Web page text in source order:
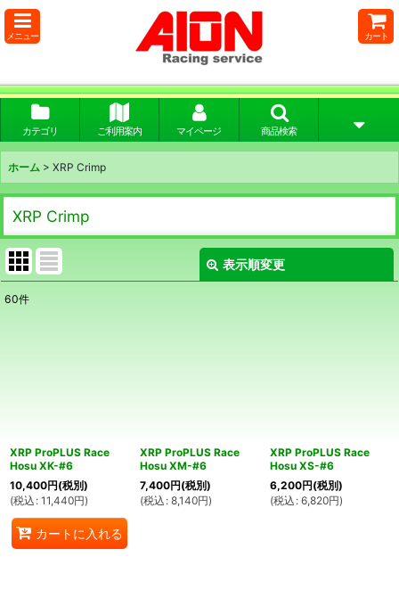
メニュー カート
カテゴリ ご利用案内 マイページ 商品検索
ホーム > XRP Crimp
XRP Crimp
表示順変更
絞り込む
60件
XRP ProPLUS Race
Hosu XK-#6
10,400円(税別)
(税込 : 11,440円)
カートに入れる
XRP ProPLUS Race
Hosu XM-#6
7,400円(税別)
(税込 : 8,140円)
XRP ProPLUS Race
Hosu XS-#6
6,200円(税別)
(税込 : 6,820円)